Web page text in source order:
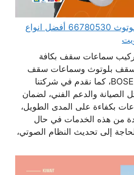
فني سماعات سقف بلوتوث 66780530 أفضل انواع
سماعات سقف بكافة
سقف بلوتوث وسماعات سقف
JPL وسماعات سقف BOSE، كما نقدم في شركتنا
الصيانة والدعم الفني، لضمان
بكفاءة على المدى الطويل،
من هذه الخدمات في حال
إلى تحديث النظام الصوتي،